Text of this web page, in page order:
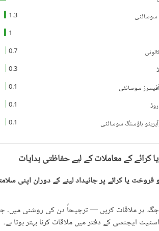
1.3
1
0.7
0.3
سوسائٹی 0.1
0.1
ہاؤسنگ سوسائٹی 0.1
کرائے کے معاملات کے لیے حفاظتی ہدایات
یا کرائے پر جائیداد لینے کے دوران اپنی
پر ملاقات کریں — ترجیحاً دن کی روشنی میں۔
ایجنسی کے دفتر میں ملاقات کرنا بہتر ہوتا ہے۔